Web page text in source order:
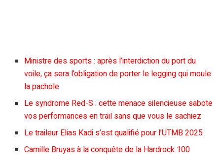
Ministre des sports : après l’interdiction du port du
voile, ça sera l’obligation de porter le legging qui moule
la pachole
Le syndrome Red-S : cette menace silencieuse sabote
vos performances en trail sans que vous le sachiez
Le traileur Elias Kadi s’est qualifié pour l’UTMB 2025
Camille Bruyas à la conquête de la Hardrock 100